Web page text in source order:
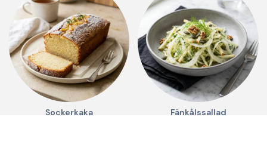
Sockerkaka Fänkålssallad